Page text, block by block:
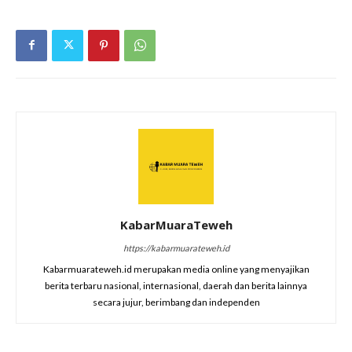
KabarMuaraTeweh
https://kabarmuarateweh.id
Kabarmuarateweh.id merupakan media online yang menyajikan
berita terbaru nasional, internasional, daerah dan berita lainnya
secara jujur, berimbang dan independen